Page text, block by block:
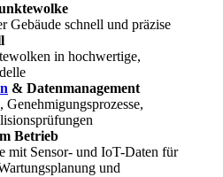
Gebäude schnell und präzise
in hochwertige,
& Datenmanagement
Genehmigungsprozesse,
Betrieb
mit Sensor- und IoT-Daten für
und